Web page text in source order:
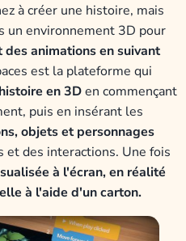
à créer une histoire, mais
un environnement 3D pour
animations en suivant
est la plateforme qui
en 3Den commençant
puis en insérant les
objets et personnages
et des interactions. Une fois
à l'écran, en réalité
à l'aide d'un carton.